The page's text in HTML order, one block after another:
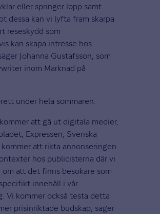
eller springer lopp samt
dessa kan vi lyfta fram skarpa
reseskydd som
kan skapa intresse hos
Johanna Gustafsson, som
inom Marknad på
under hela sommaren.
att gå ut digitala medier,
Expressen, Svenska
att rikta annonseringen
hos publicisterna där vi
om att det finns besökare som
innehåll i vår
Vi kommer också testa detta
prisinriktade budskap, säger